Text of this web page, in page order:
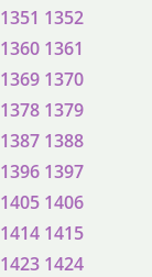
1351 1352
1360 1361
1369 1370
1378 1379
1387 1388
1396 1397
1405 1406
1414 1415
1423 1424